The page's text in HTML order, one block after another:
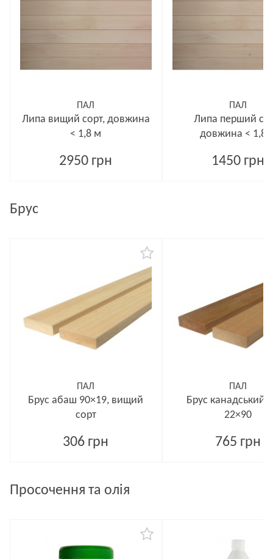
ПАЛ
Липа вищий сорт, довжина
< 1,8 м
2950 грн
ПАЛ
Липа перший
довжина < 1,8
1450 грн
Брус
ПАЛ
Брус абаш 90×19, вищий
сорт
306 грн
ПАЛ
Брус канадський
22×90
765 грн
Просочення та олія